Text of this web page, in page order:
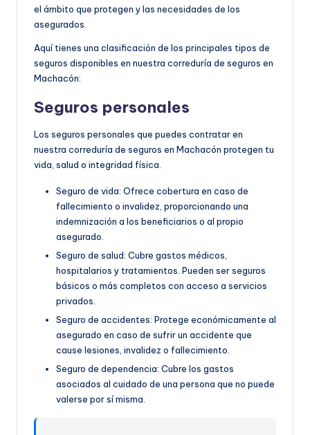
el ámbito que protegen y las necesidades de los
asegurados.
Aquí tienes una clasificación de los principales tipos de
seguros disponibles en nuestra correduría de seguros en
Machacón:
Seguros personales
Los seguros personales que puedes contratar en
nuestra correduría de seguros en Machacón protegen tu
vida, salud o integridad física.
Seguro de vida: Ofrece cobertura en caso de
fallecimiento o invalidez, proporcionando una
indemnización a los beneficiarios o al propio
asegurado.
Seguro de salud: Cubre gastos médicos,
hospitalarios y tratamientos. Pueden ser seguros
básicos o más completos con acceso a servicios
privados.
Seguro de accidentes: Protege económicamente al
asegurado en caso de sufrir un accidente que
cause lesiones, invalidez o fallecimiento.
Seguro de dependencia: Cubre los gastos
asociados al cuidado de una persona que no puede
valerse por sí misma.